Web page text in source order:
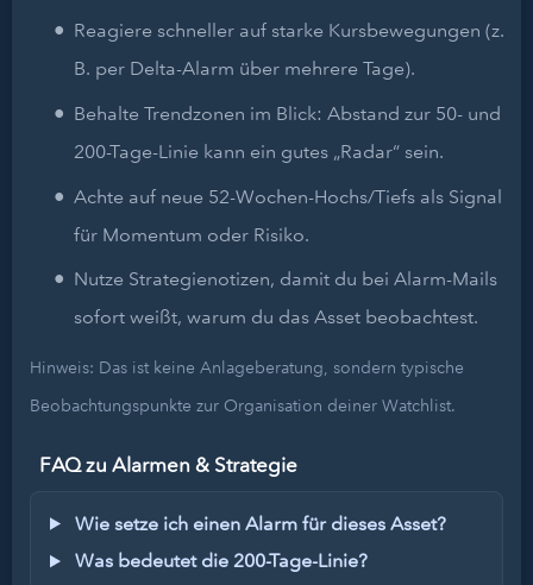
Reagiere schneller auf starke Kursbewegungen (z.
B. per Delta-Alarm über mehrere Tage).
Behalte Trendzonen im Blick: Abstand zur 50- und
200-Tage-Linie kann ein gutes „Radar“ sein.
Achte auf neue 52-Wochen-Hochs/Tiefs als Signal
für Momentum oder Risiko.
Nutze Strategienotizen, damit du bei Alarm-Mails
sofort weißt, warum du das Asset beobachtest.
Hinweis: Das ist keine Anlageberatung, sondern typische
Beobachtungspunkte zur Organisation deiner Watchlist.
FAQ zu Alarmen & Strategie
Wie setze ich einen Alarm für dieses Asset?
Was bedeutet die 200-Tage-Linie?